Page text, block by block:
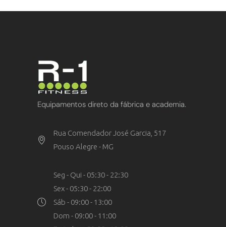
Equipamentos direto da fábrica e academia.
Rua Comendador José Garcia, 517
Pouso Alegre - MG
Seg - Qui - 05:30 - 22:30
Sex - 05:30 - 22:00
Sáb - 09:00 - 13:00
Dom - 09:00 - 11:00